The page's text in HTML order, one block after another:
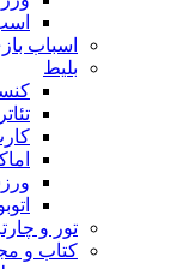
اسباب‌
بلیط
تور و
کتاب و